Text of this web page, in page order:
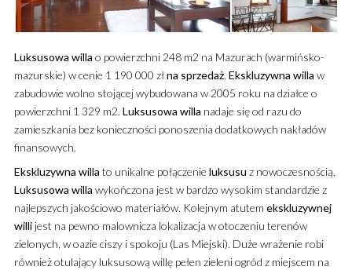
Luksusowa willa o powierzchni 248 m2 na Mazurach (warmińsko-
mazurskie) w cenie 1 190 000 złna sprzedaż. Ekskluzywna willa w
zabudowie wolno stojącej wybudowana w 2005 roku na działce o
powierzchni 1 329 m2. Luksusowa willa nadaje się od razu do
zamieszkania bez konieczności ponoszenia dodatkowych nakładów
finansowych.
Ekskluzywna willa to unikalne połączenie luksusu z nowoczesnością.
Luksusowa willa wykończona jest w bardzo wysokim standardzie z
najlepszych jakościowo materiałów. Kolejnym atutem ekskluzywnej
willijest na pewno malownicza lokalizacja w otoczeniu terenów
zielonych, w oazie ciszy i spokoju (Las Miejski). Duże wrażenie robi
również otulający luksusową willę pełen zieleni ogród z miejscem na